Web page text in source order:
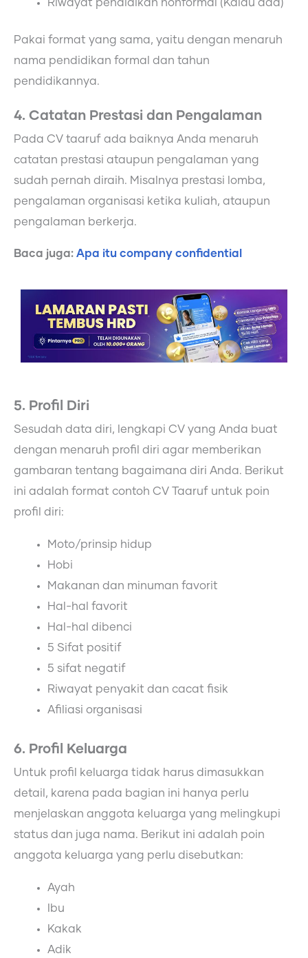
Riwayat pendidikan nonformal (Kalau ada)
Pakai format yang sama, yaitu dengan menaruh
nama pendidikan formal dan tahun
pendidikannya.
4. Catatan Prestasi dan Pengalaman
Pada CV taaruf ada baiknya Anda menaruh
catatan prestasi ataupun pengalaman yang
sudah pernah diraih. Misalnya prestasi lomba,
pengalaman organisasi ketika kuliah, ataupun
pengalaman berkerja.
Baca juga: Apa itu company confidential
5. Profil Diri
Sesudah data diri, lengkapi CV yang Anda buat
dengan menaruh profil diri agar memberikan
gambaran tentang bagaimana diri Anda. Berikut
ini adalah format contoh CV Taaruf untuk poin
profil diri:
Moto/prinsip hidup
Hobi
Makanan dan minuman favorit
Hal-hal favorit
Hal-hal dibenci
5 Sifat positif
5 sifat negatif
Riwayat penyakit dan cacat fisik
Afiliasi organisasi
6. Profil Keluarga
Untuk profil keluarga tidak harus dimasukkan
detail, karena pada bagian ini hanya perlu
menjelaskan anggota keluarga yang melingkupi
status dan juga nama. Berikut ini adalah poin
anggota keluarga yang perlu disebutkan:
Ayah
Ibu
Kakak
Adik